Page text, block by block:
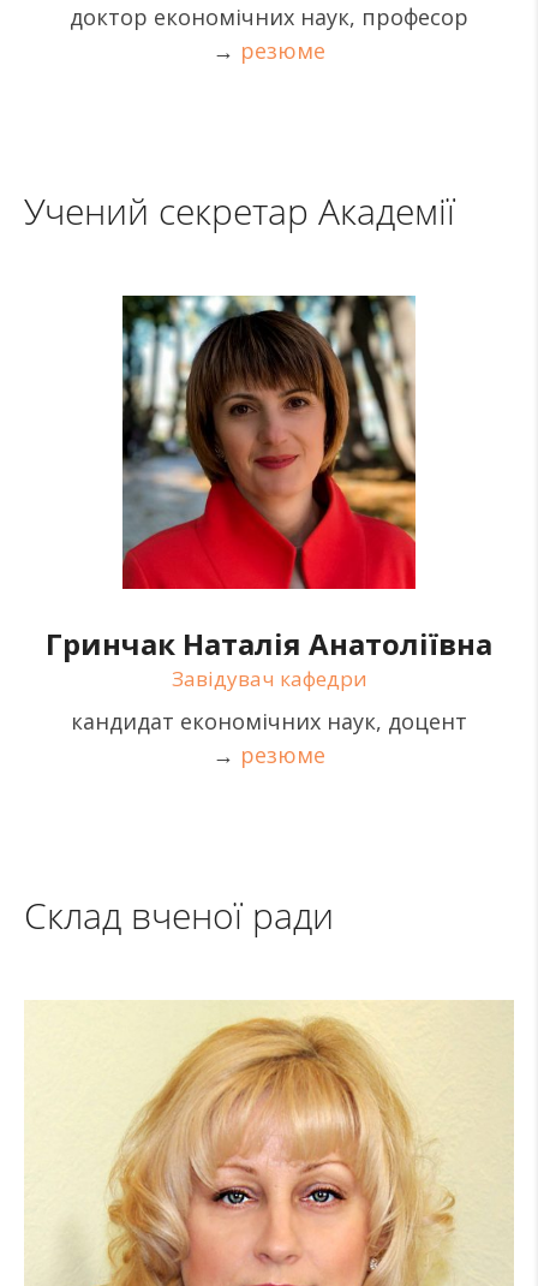
доктор економічних наук, професор
→ резюме
Учений секретар Академії
Гринчак Наталія Анатоліївна
Завідувач кафедри
кандидат економічних наук, доцент
→ резюме
Склад вченої ради